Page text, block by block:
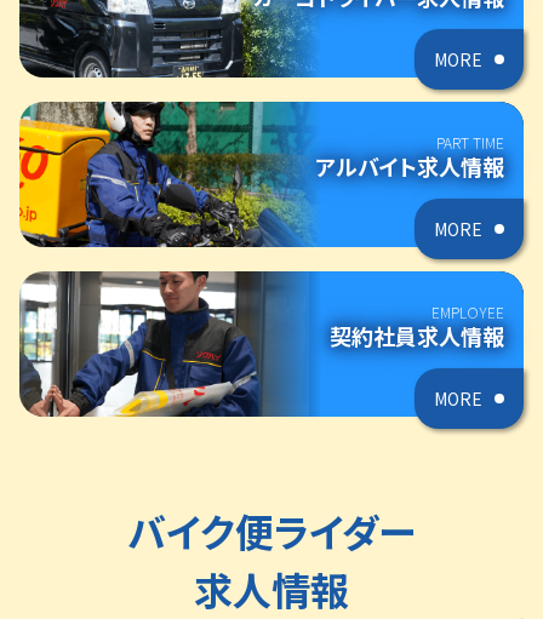
MORE
PART TIME
アルバイト求人情報
MORE
EMPLOYEE
契約社員求人情報
MORE
バイク便ライダー
求人情報